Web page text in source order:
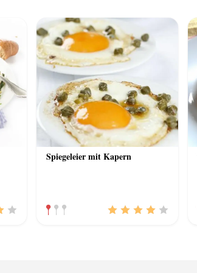
Spiegeleier mit Kapern